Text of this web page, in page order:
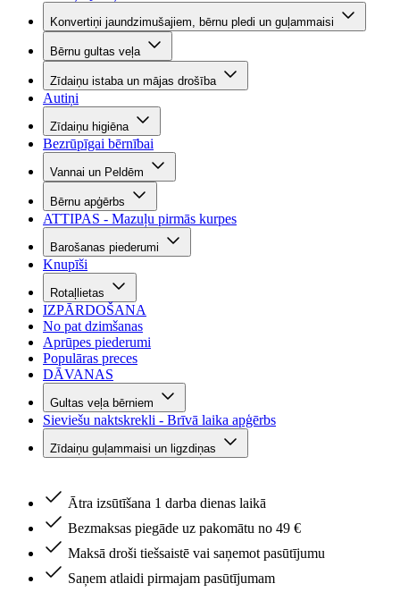
Konvertiņi jaundzimušajiem, bērnu pledi un guļammaisi
Bērnu gultas veļa
Zīdaiņu istaba un mājas drošība
Autiņi
Zīdaiņu higiēna
Bezrūpīgai bērnībai
Vannai un Peldēm
Bērnu apģērbs
ATTIPAS - Mazuļu pirmās kurpes
Barošanas piederumi
Knupīši
Rotaļlietas
IZPĀRDOŠANA
No pat dzimšanas
Aprūpes piederumi
Populāras preces
DĀVANAS
Gultas veļa bērniem
Sieviešu naktskrekli - Brīvā laika apģērbs
Zīdaiņu guļammaisi un ligzdiņas
Ātra izsūtīšana 1 darba dienas laikā
Bezmaksas piegāde uz pakomātu no 49 €
Maksā droši tiešsaistē vai saņemot pasūtījumu
Saņem atlaidi pirmajam pasūtījumam